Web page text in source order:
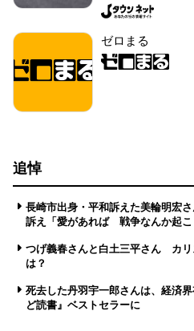
ゼロまる
追悼
長崎市出身・平和訴えた美輪明宏
訴え「愛があれば 戦争なんか起こ
つげ義春さんと白土三平さん カリ
は？
死去した丹羽宇一郎さんは、経済
ど読書』ベストセラーに